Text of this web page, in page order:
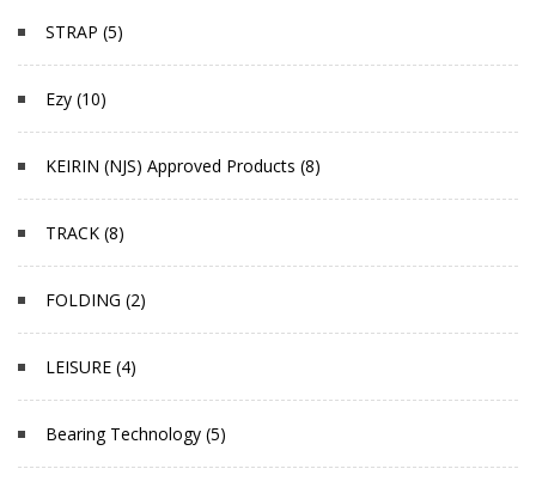
STRAP (5)
Ezy (10)
KEIRIN (NJS) Approved Products (8)
TRACK (8)
FOLDING (2)
LEISURE (4)
Bearing Technology (5)